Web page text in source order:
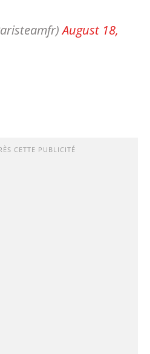
August 18,
CETTE PUBLICITÉ